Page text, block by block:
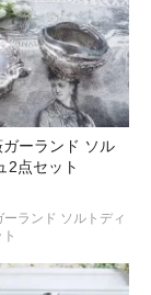
ガーランド ソル
2点セット
ーランド ソルトディ